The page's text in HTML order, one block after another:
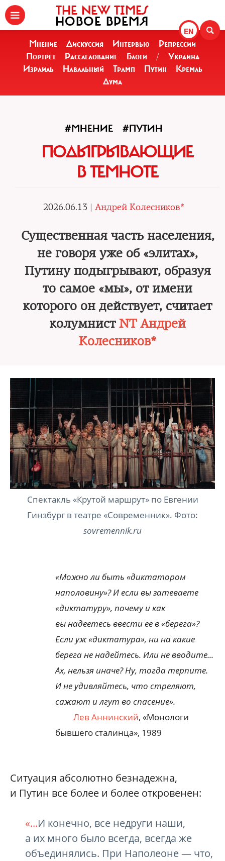
EN
THE NEW TIMES
НОВОЕ ВРЕМЯ
Мнение Дискуссия Интервью
Репрессии
Портрет
Расследование Блоги /
Украина
Израиль
Навальный Трамп Путин
Кремль
Дума
#МНЕНИЕ #ПУТИН
ПОДЫГРЫВАЮЩИЕ
В ТЕМНОТЕ
2026.06.13 | Андрей Колесников*
Существенная часть населения,
не говоря уже об «элитах»,
Путину подыгрывают, образуя
то самое «мы», от имени
которого он действует, считает
колумнистNT Андрей
Колесников*
Спектакль «Крутой маршрут» по Евгении
Гинзбург в театре «Современник». Фото:
sovremennik.ru
«Можно ли быть «диктатором
наполовину»? И если вы затеваете
«диктатуру», почему и как
вы надеетесь ввести ее в «берега»?
Если уж «диктатура», ни на какие
берега не надейтесь. Или не вводите...
Ах, нельзя иначе? Ну, тогда терпите.
И не удивляйтесь, что стреляют,
сажают и лгут во спасение».
Лев Аннинский, «Монологи
бывшего сталинца», 1989
Ситуация абсолютно безнадежна,
и Путин все более и более откровенен:
«...И конечно, все недруги наши,
а их много было всегда, всегда же
объединялись. При Наполеоне — что,